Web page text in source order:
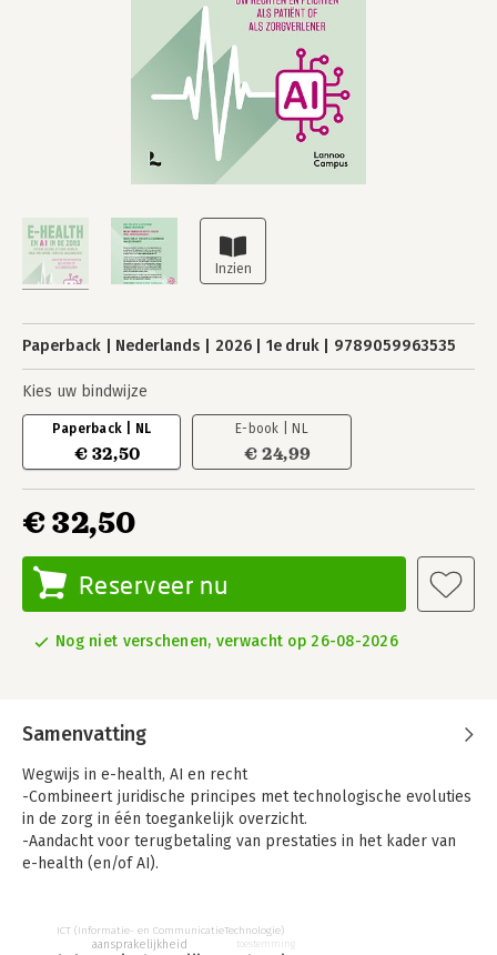
Paperback Nederlands 2026 1e druk 9789059963535
Kies uw bindwijze
Paperback | NL
€ 32,50
E-book | NL
€ 24,99
€ 32,50
Reserveer nu
Nog niet verschenen, verwacht op 26-08-2026
Samenvatting
Wegwijs in e-health, AI en recht
-Combineert juridische principes met technologische evoluties
in de zorg in één toegankelijk overzicht.
-Aandacht voor terugbetaling van prestaties in het kader van
e-health (en/of AI).
WAAROM?
-Toont hoe e-health en AI de zorgsector ingrijpend veranderen.
aansprakelijkheid
ICT (Informatie- en CommunicatieTechnologie)
toestemming